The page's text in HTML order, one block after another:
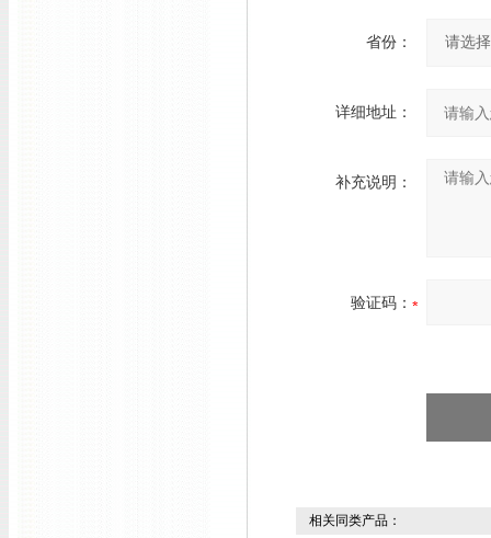
省份：
详细地址：
补充说明：
验证码：
相关同类产品：